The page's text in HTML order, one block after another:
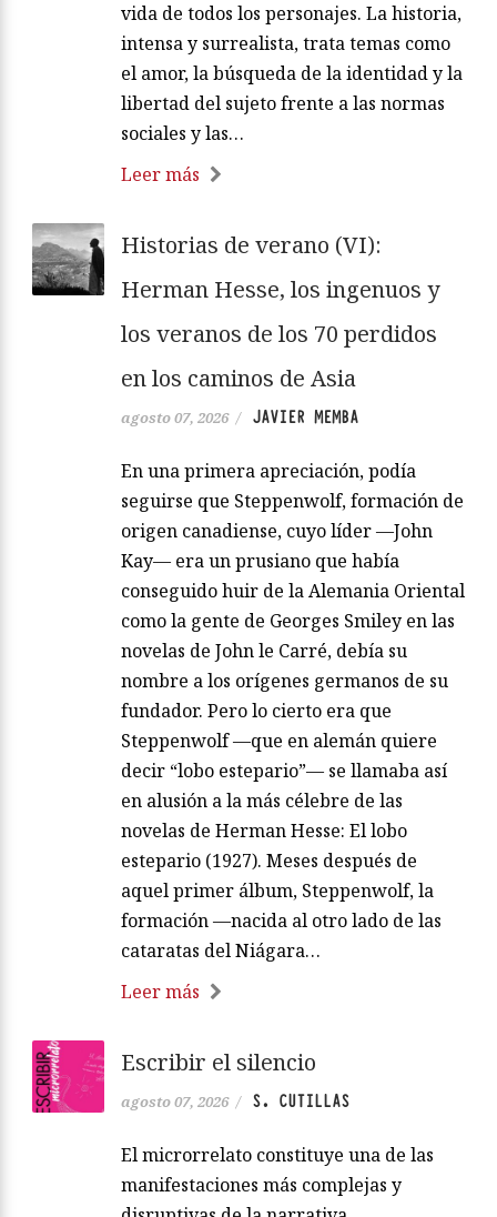
vida de todos los personajes. La historia,
intensa y surrealista, trata temas como
el amor, la búsqueda de la identidad y la
libertad del sujeto frente a las normas
sociales y las…
Leer más
Historias de verano (VI):
Herman Hesse, los ingenuos y
los veranos de los 70 perdidos
en los caminos de Asia
agosto 07, 2026 / JAVIER MEMBA
En una primera apreciación, podía
seguirse que Steppenwolf, formación de
origen canadiense, cuyo líder —John
Kay— era un prusiano que había
conseguido huir de la Alemania Oriental
como la gente de Georges Smiley en las
novelas de John le Carré, debía su
nombre a los orígenes germanos de su
fundador. Pero lo cierto era que
Steppenwolf —que en alemán quiere
decir “lobo estepario”— se llamaba así
en alusión a la más célebre de las
novelas de Herman Hesse: El lobo
estepario (1927). Meses después de
aquel primer álbum, Steppenwolf, la
formación —nacida al otro lado de las
cataratas del Niágara…
Leer más
Escribir el silencio
agosto 07, 2026 / S. CUTILLAS
El microrrelato constituye una de las
manifestaciones más complejas y